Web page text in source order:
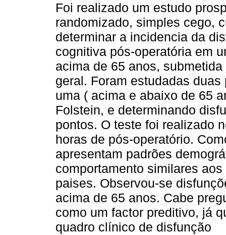
Foi realizado um estudo
randomizado, simples cego,
determinar a incidencia da
cognitiva pós-operatória em
acima de 65 anos,
geral. Foram estudadas
uma ( acima e abaixo de 65
Folstein, e determinando
pontos. O teste foi realizado
horas de pós-operatório.
apresentam padrões
comportamento similares
paises. Observou-se
acima de 65 anos. Cabe
como um factor preditivo, já
quadro clínico de disfunção